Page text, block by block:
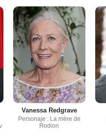
Vanessa Redgrave
Personaje : La mère de
Rodion